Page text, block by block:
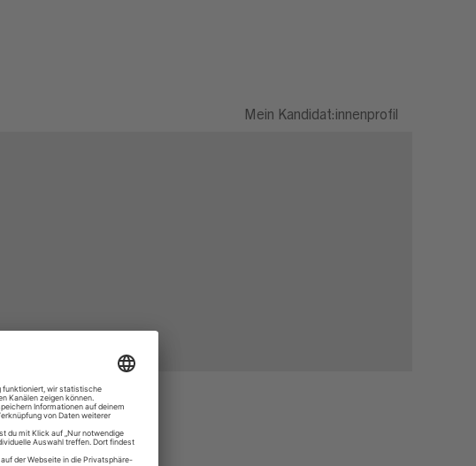
Mein Kandidat:innenprofil